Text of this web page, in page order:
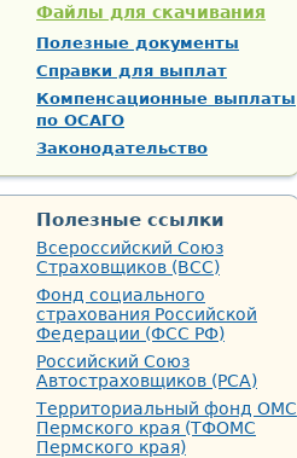
Файлы для скачивания
Полезные документы
Справки для выплат
Компенсационные выплаты
по ОСАГО
Законодательство
Полезные ссылки
Всероссийский Союз
Страховщиков (ВСС)
Фонд социального
страхования Российской
Федерации (ФСС РФ)
Российский Союз
Автостраховщиков (РСА)
Территориальный фонд ОМС
Пермского края (ТФОМС
Пермского края)